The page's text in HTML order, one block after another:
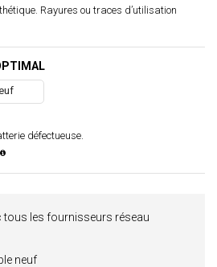
Rayures ou traces d’utilisation
défectueuse.
tous les fournisseurs réseau
neuf